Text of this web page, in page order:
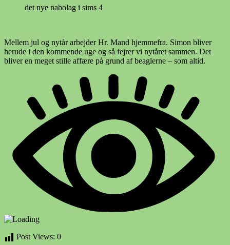
det nye nabolag i sims 4
Mellem jul og nytår arbejder Hr. Mand hjemmefra. Simon bliver
herude i den kommende uge og så fejrer vi nytåret sammen. Det
bliver en meget stille affære på grund af beaglerne – som altid.
Post Views: 0